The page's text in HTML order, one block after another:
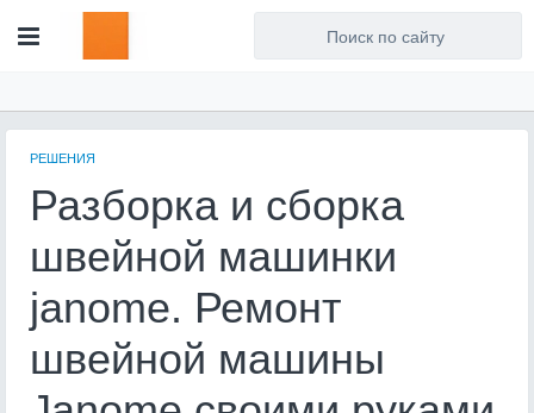
РЕШЕНИЯ
Разборка и сборка
швейной машинки
janome. Ремонт
швейной машины
Для любых предложений по
сайту: artist71@cp9.ru